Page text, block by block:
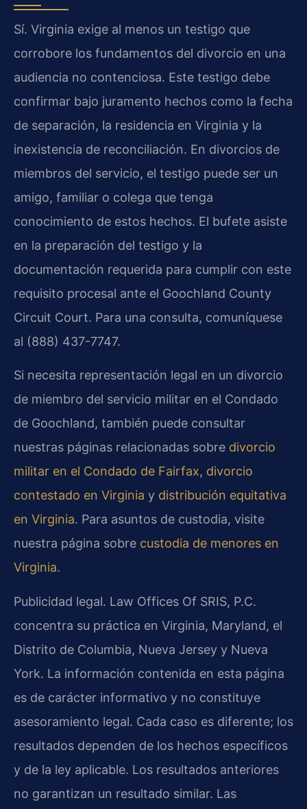
Sí. Virginia exige al menos un testigo que
corrobore los fundamentos del divorcio en una
audiencia no contenciosa. Este testigo debe
confirmar bajo juramento hechos como la fecha
de separación, la residencia en Virginia y la
inexistencia de reconciliación. En divorcios de
miembros del servicio, el testigo puede ser un
amigo, familiar o colega que tenga
conocimiento de estos hechos. El bufete asiste
en la preparación del testigo y la
documentación requerida para cumplir con este
requisito procesal ante el Goochland County
Circuit Court. Para una consulta, comuníquese
al (888) 437-7747.
Si necesita representación legal en un divorcio
de miembro del servicio militar en el Condado
de Goochland, también puede consultar
nuestras páginas relacionadas sobre divorcio
militar en el Condado de Fairfax, divorcio
contestado en Virginia y distribución equitativa
en Virginia. Para asuntos de custodia, visite
nuestra página sobre custodia de menores en
Virginia.
Publicidad legal. Law Offices Of SRIS, P.C.
concentra su práctica en Virginia, Maryland, el
Distrito de Columbia, Nueva Jersey y Nueva
York. La información contenida en esta página
es de carácter informativo y no constituye
asesoramiento legal. Cada caso es diferente; los
resultados dependen de los hechos específicos
y de la ley aplicable. Los resultados anteriores
no garantizan un resultado similar. Las